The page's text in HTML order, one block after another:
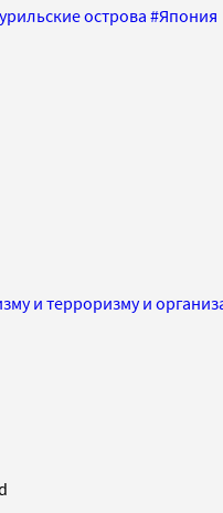
острова#Япония
и терроризму и